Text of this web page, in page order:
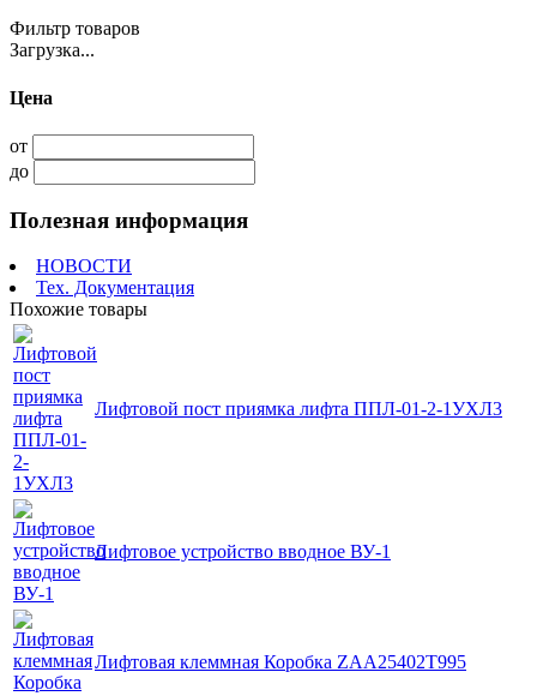
Фильтр товаров
Загрузка...
Цена
от
до
Полезная информация
НОВОСТИ
Тех. Документация
Похожие товары
Лифтовой пост приямка лифта ППЛ-01-2-1УХЛ3
Лифтовое устройство вводное ВУ-1
Лифтовая клеммная Коробка ZAA25402T995